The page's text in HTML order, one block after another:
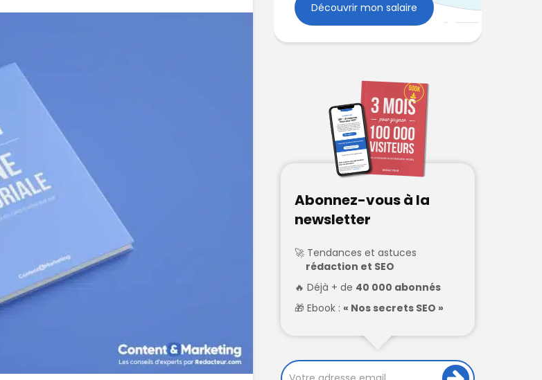
Découvrir mon salaire
Abonnez-vous à la
newsletter
Tendances et astuces
rédaction et SEO
Déjà + de 40 000 abonnés
Ebook : « Nos secrets SEO »